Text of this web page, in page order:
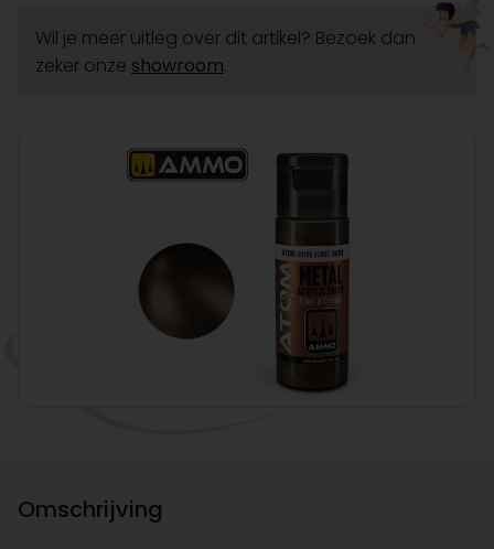
Wil je meer uitleg over dit artikel? Bezoek dan
zeker onze showroom.
Omschrijving